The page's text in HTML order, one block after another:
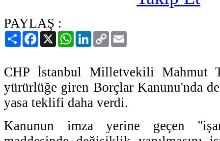
PAYLAŞ :
PaylaşFacebook
X WhatsAppLinkedIn
Copy
Link
CHP İstanbul Milletvekili Mahmut
yürürlüğe giren Borçlar Kanunu'nda
yasa teklifi daha verdi.
Kanunun imza yerine geçen